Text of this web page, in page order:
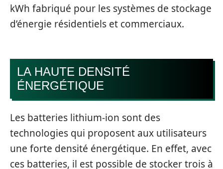
kWh fabriqué pour les systèmes de stockage
d’énergie résidentiels et commerciaux.
LA HAUTE DENSITÉ
ÉNERGÉTIQUE
Les batteries lithium-ion sont des
technologies qui proposent aux utilisateurs
une forte densité énergétique. En effet, avec
ces batteries, il est possible de stocker trois à